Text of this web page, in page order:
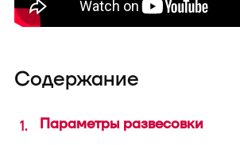
Содержание
Параметры развесовки